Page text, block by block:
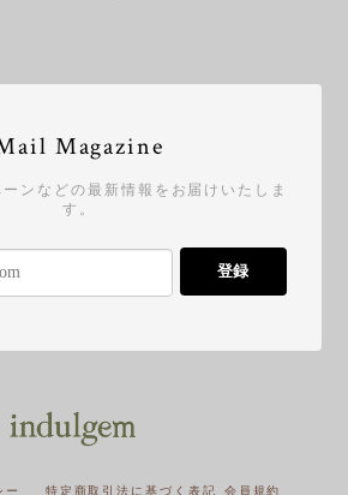
Magazine
ンなどの最新情報をお届けいたしま
す。
登録
ー 特定商取引法に基づく表記 会員規約